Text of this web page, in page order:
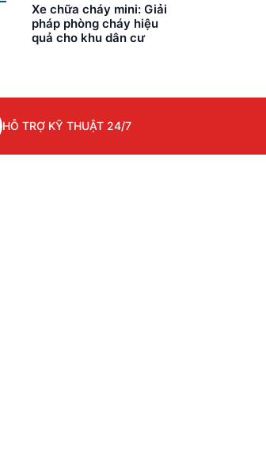
Xe chữa cháy mini: Giải
pháp phòng cháy hiệu
quả cho khu dân cư
HỖ TRỢ KỸ THUẬT 24/7